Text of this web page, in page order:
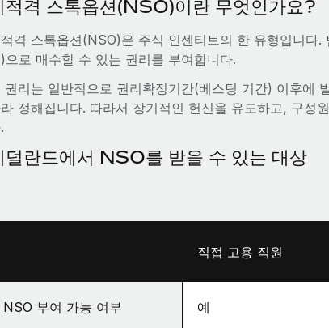
적격 스톡옵션(NSO)이란 무엇인가요?
격 스톡옵션(NSO)은 주식 인센티브의 한 유형입니다
으로 매수할 수 있는 권리를 부여합니다.
권리는 일반적으로 권리확정기간(베스팅 기간) 이후에
정해집니다. 따라서 장기적인 헌신을 유도하고, 구성
덜란드에서 NSO를 받을 수 있는 대상
직접 고용 직원
NSO 부여 가능 여부 예